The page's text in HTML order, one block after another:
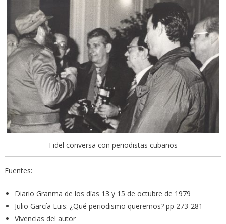
Fidel conversa con periodistas cubanos
Fuentes:
Diario Granma de los días 13 y 15 de octubre de 1979
Julio García Luis: ¿Qué periodismo queremos? pp 273-281
Vivencias del autor